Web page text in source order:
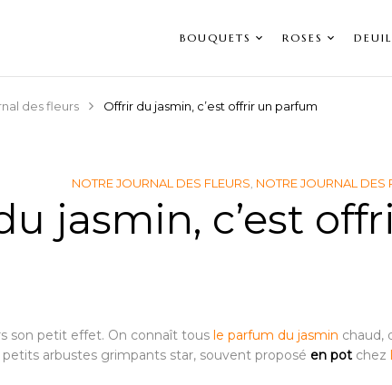
BOUQUETS ROSES DEUIL
des fleurs Offrir du jasmin, c’est offrir un parfum
NOTRE JOURNAL DES FLEURS, NOTRE JOURNAL DES
jasmin, c’est
son petit effet. On connaît tous le parfum du jasmin chaud,
petits arbustes grimpants star, souvent proposé en pot chez